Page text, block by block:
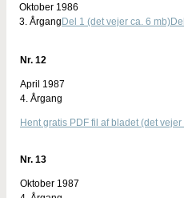
Oktober 1986
3. ÅrgangDel 1 (det vejer ca. 6 mb)
Nr. 12
April 1987
4. Årgang
Hent gratis PDF fil af bladet (det vejer
Nr. 13
Oktober 1987